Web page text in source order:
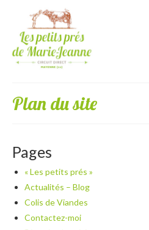
Plan du site
Pages
« Les petits prés »
Actualités – Blog
Colis de Viandes
Contactez-moi